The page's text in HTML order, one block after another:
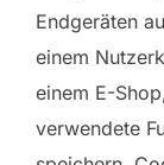
Endgeräten
einem
einem E-
verwendete